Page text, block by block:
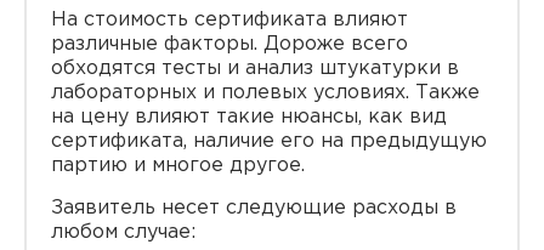
На стоимость сертификата влияют
различные факторы. Дороже всего
обходятся тесты и анализ штукатурки в
лабораторных и полевых условиях. Также
на цену влияют такие нюансы, как вид
сертификата, наличие его на предыдущую
партию и многое другое.
Заявитель несет следующие расходы в
любом случае: